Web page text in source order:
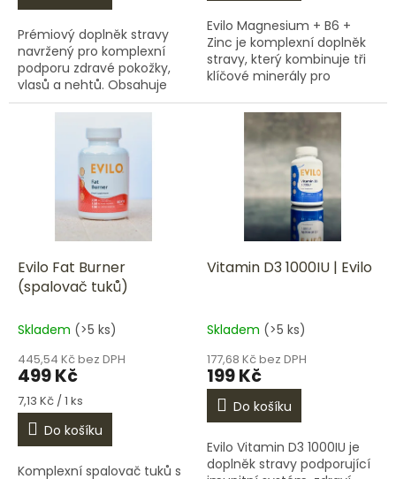
hvězdiček.
Prémiový doplněk stravy
navržený pro komplexní
podporu zdravé pokožky,
vlasů a nehtů. Obsahuje
pečlivě vybrané bioaktivní
hydrolyzovaného kolagenu,
Evilo Magnesium + B6 +
Zinc je komplexní doplněk
stravy, který kombinuje tři
klíčové minerály pro
Pomáhá snižovat únavu,
podporuje činnost svalů,...
Evilo Fat Burner
(spalovač tuků)
Skladem (>5 ks)
445,54 Kč bez DPH
499 Kč
Měrná
cena:
7,13 Kč / 1 ks
Do košíku
Komplexní spalovač tuků s
Vitamin D3 1000IU | Evilo
Skladem (>5 ks)
177,68 Kč bez DPH
199 Kč
Do košíku
Evilo Vitamin D3 1000IU je
doplněk stravy podporující